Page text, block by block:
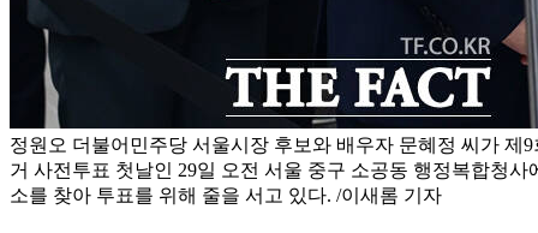
정원오 더불어민주당 서울시장 후보와 배우자 문혜정 씨가 제
거 사전투표 첫날인 29일 오전 서울 중구 소공동 행정복합청사
소를 찾아 투표를 위해 줄을 서고 있다. /이새롬 기자